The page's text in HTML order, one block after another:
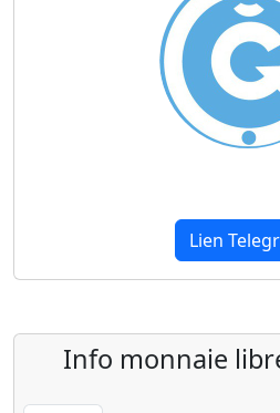
Lien
Info monnaie